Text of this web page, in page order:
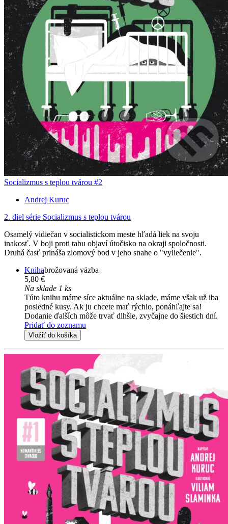
Socializmus s teplou tvárou #2
Andrej Kuruc
2. diel série Socializmus s teplou tvárou
Osamelý vidiečan v socialistickom meste hľadá liek na svoju
inakosť. V boji proti tabu objaví útočisko na okraji spoločnosti.
Druhá časť prináša zlomový bod v jeho snahe o "vyliečenie".
Knihabrožovaná väzba
5,80 €
Na sklade 1 ks
Túto knihu máme síce aktuálne na sklade, máme však už iba
posledné kusy. Ak ju chcete mať rýchlo, ponáhľajte sa!
Dodanie ďalších môže trvať dlhšie, zvyčajne do šiestich dní.
Pridať do zoznamu
Vložiť do košíka